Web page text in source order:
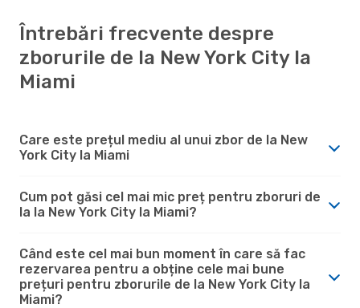
Întrebări frecvente despre
zborurile de la New York City la
Miami
Care este prețul mediu al unui zbor de la New
York City la Miami
Cum pot găsi cel mai mic preț pentru zboruri de
la la New York City la Miami?
Când este cel mai bun moment în care să fac
rezervarea pentru a obține cele mai bune
prețuri pentru zborurile de la New York City la
Miami?